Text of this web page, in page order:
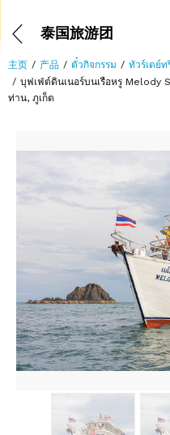
泰国旅游团
主页 产品 ตั๋วกิจกรรม
ทัวร์เดย์ท
บุฟเฟ่ต์ดินเนอร์บนเรือหรู Melody
ท่าน, ภูเก็ต